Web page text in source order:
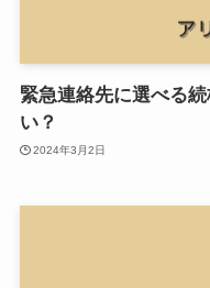
緊急連絡先に選べる
い？
2024年3月2日